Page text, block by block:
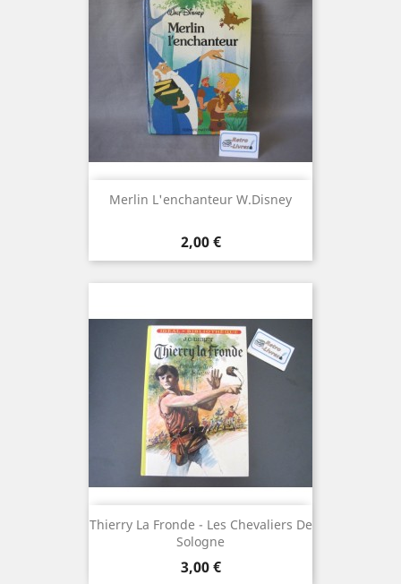
Merlin L'enchanteur W.Disney
Prix
2,00 €
Thierry La Fronde - Les Chevaliers De
Sologne
Prix
3,00 €